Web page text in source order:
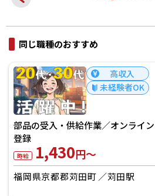
同じ職種のおすすめ
寮あり
高収入
フォークリフトを使用した運搬作業
＊手当合計最大90万／積極採用
時給 1,700円～
福岡県京都郡苅田町 苅田駅